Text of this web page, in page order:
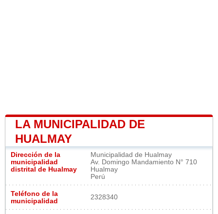
LA MUNICIPALIDAD DE
HUALMAY
Dirección de la
municipalidad
distrital de Hualmay
Municipalidad de Hualmay
Av. Domingo Mandamiento N° 710
Hualmay
Perú
Teléfono de la
municipalidad
2328340